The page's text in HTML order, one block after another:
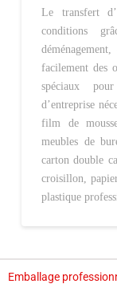
Le transfert
conditions
facilement des
spéciaux
d’entreprise
film de
meubles de
carton double
croisillon,
plastique
Emballage